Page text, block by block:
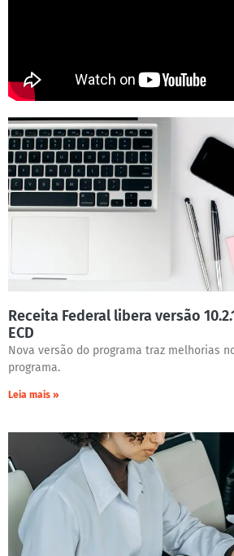
Receita Federal libera versão
ECD
Nova versão do programa traz melhorias
programa.
Leia mais »